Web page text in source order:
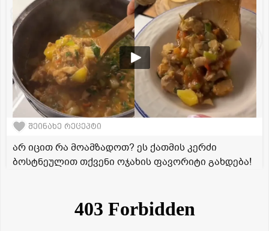
შეინახე რეცეპტი
არ იცით რა მოამზადოთ? ეს ქათმის კერძი
ბოსტნეულით თქვენი ოჯახის ფავორიტი გახდება!